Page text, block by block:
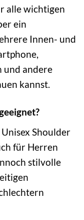
alle wichtigen
ein
Innen- und
und andere
kannst.
Shoulder
für Herren
stilvolle